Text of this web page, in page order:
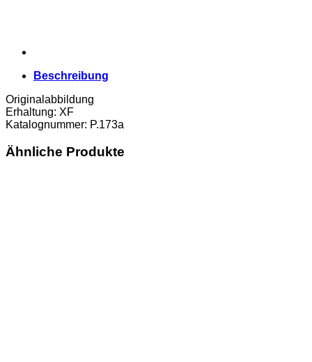
Beschreibung
Originalabbildung
Erhaltung: XF
Katalognummer: P.173a
Ähnliche Produkte